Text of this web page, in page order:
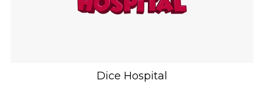
Dice Hospital